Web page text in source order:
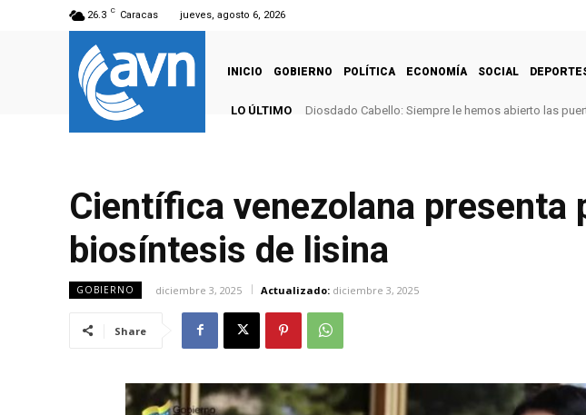
26.3 C Caracas jueves, agosto 6, 2026
INICIO GOBIERNO POLÍTICA ECONOMÍA SOCIAL
LO ÚLTIMO Diosdado Cabello: Siempre le hemos abierto las
Científica venezolana presenta
biosíntesis de lisina
GOBIERNO diciembre 3, 2025 Actualizado: diciembre 3, 2025
Share